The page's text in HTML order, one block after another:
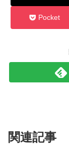
Pocket
関連記事